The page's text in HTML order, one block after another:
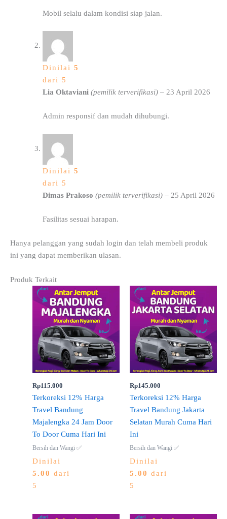
Mobil selalu dalam kondisi siap jalan.
Dinilai 5
dari 5
Lia Oktaviani (pemilik terverifikasi) – 23 April 2026
Admin responsif dan mudah dihubungi.
Dinilai 5
dari 5
Dimas Prakoso (pemilik terverifikasi) – 25 April 2026
Fasilitas sesuai harapan.
Hanya pelanggan yang sudah login dan telah membeli produk
ini yang dapat memberikan ulasan.
Produk Terkait
Rp115.000
Terkoreksi 12% Harga
Travel Bandung
Majalengka 24 Jam Door
To Door Cuma Hari Ini
Bersih dan Wangi ✅
Dinilai
5.00 dari
5
Rp145.000
Terkoreksi 12% Harga
Travel Bandung Jakarta
Selatan Murah Cuma Hari
Ini
Bersih dan Wangi ✅
Dinilai
5.00 dari
5